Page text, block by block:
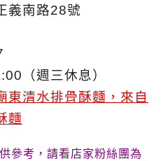
義南路28號
（週三休息）
東清水排骨酥麵，來自
麵
參考，請看店家粉絲團為